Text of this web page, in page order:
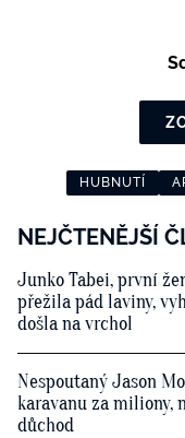
HUBNUTÍ
NEJČTENĚJŠÍ
Junko Tabei, první
přežila pád laviny,
došla na vrchol
Nespoutaný Jason
karavanu za miliony,
důchod